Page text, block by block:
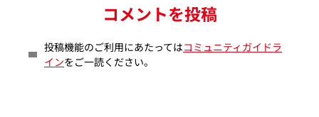
コメントを投稿
投稿機能のご利用にあたってはコミュニティガイドラ
インをご一読ください。